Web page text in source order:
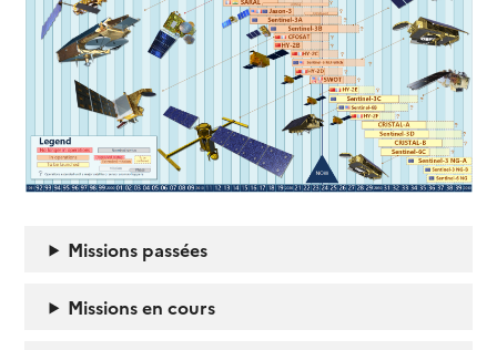
Missions passées
Missions en cours